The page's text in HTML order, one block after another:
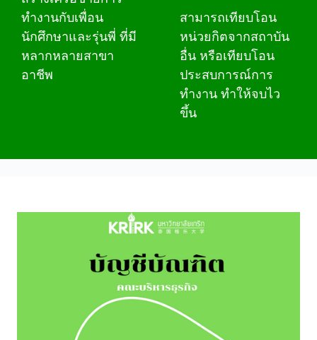
ทำงานกับเพื่อน
นักศึกษาและรุ่นพี่ ที่มี
หลากหลายสาขา
อาชีพ
สามารถเทียบโอน
หน่วยกิตจากสถาบัน
อื่น หรือเทียบโอน
ประสบการณ์การ
ทำงาน ทำให้จบไว
ขึ้น